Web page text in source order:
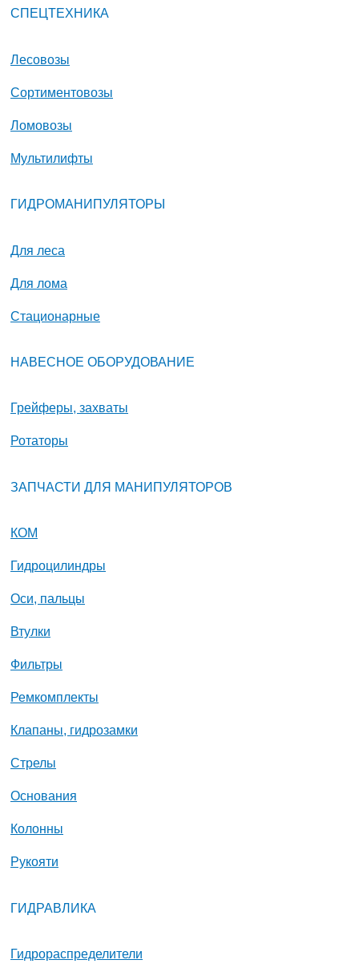
СПЕЦТЕХНИКА
Лесовозы
Сортиментовозы
Ломовозы
Мультилифты
ГИДРОМАНИПУЛЯТОРЫ
Для леса
Для лома
Стационарные
НАВЕСНОЕ ОБОРУДОВАНИЕ
Грейферы, захваты
Ротаторы
ЗАПЧАСТИ ДЛЯ МАНИПУЛЯТОРОВ
КОМ
Гидроцилиндры
Оси, пальцы
Втулки
Фильтры
Ремкомплекты
Клапаны, гидрозамки
Стрелы
Основания
Колонны
Рукояти
ГИДРАВЛИКА
Гидрораспределители